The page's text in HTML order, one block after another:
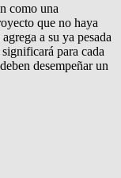
como una
que no haya
a su ya pesada
para cada
desempeñar un